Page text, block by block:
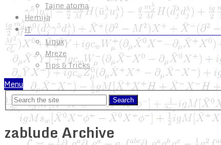
Tajne atoma
Hemija
IT
Linux
Mreze
Tips & Tricks
Menu
zablude Archive